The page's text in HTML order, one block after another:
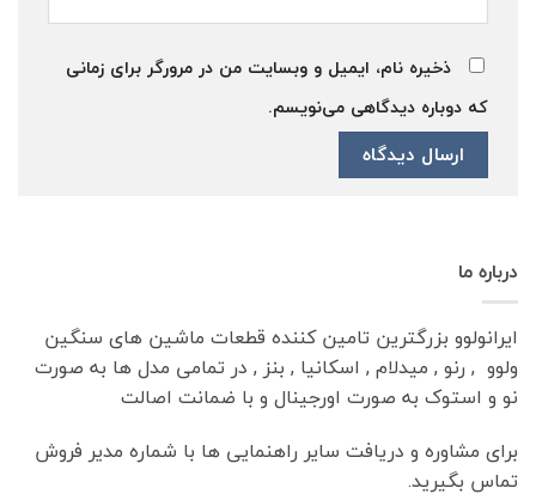
ذخیره نام، ایمیل و وبسایت من در مرورگر برای زمانی
که دوباره دیدگاهی می‌نویسم.
درباره ما
ایرانولوو بزرگترین تامین کننده قطعات ماشین های سنگین
ولوو , رنو , میدلام , اسکانیا , بنز , در تمامی مدل ها به صورت
نو و استوک به صورت اورجینال و با ضمانت اصالت
برای مشاوره و دریافت سایر راهنمایی ها با شماره مدیر فروش
تماس بگیرید.